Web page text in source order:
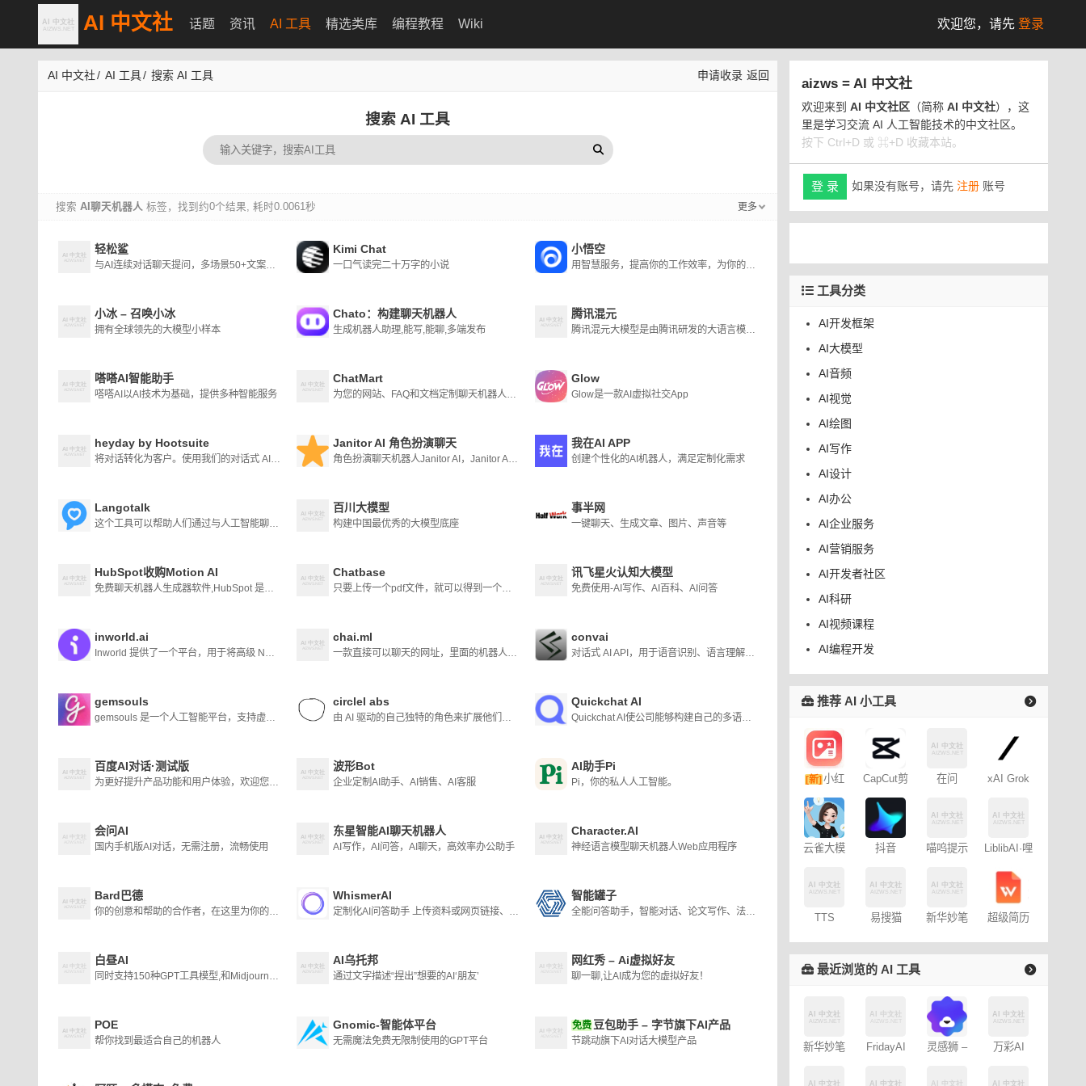
AI 中文社 话题 资讯 AI 工具 精选类库 编程教程 Wiki 欢迎您， 请先 登录
AI 中文社/ AI 工具/ 搜索 AI 工具 申请收录 返回
搜索 AI 工具
搜索 AI聊天机器人 标签，找到约0个结果, 耗时0.0061秒 更多
轻松鲨
与AI连续对话聊天提问，多场景50+文案模板，AI智能生成思维导图
Kimi Chat
一口气读完二十万字的小说
小悟空
用智慧服务，提高你的工作效率，为你的日常生活保驾护航，帮助打工人每天早一小时下班
小冰 – 召唤小冰
拥有全球领先的大模型小样本
Chato：构建聊天机器人
生成机器人助理,能写,能聊,多端发布
腾讯混元
腾讯混元大模型是由腾讯研发的大语言模型，具备跨领域知识和自然语言理解能力，实现基于人机自然语言对话的方式，理解用户指令并执行任务，帮助用户实现人获取信息，知识和灵感。
嗒嗒AI智能助手
嗒嗒AI以AI技术为基础，提供多种智能服务
ChatMart
为您的网站、FAQ和文档定制聊天机器人，用于文档总结/对话、客服、导购等各种类型机器人
Glow
Glow是一款AI虚拟社交App
heyday by Hootsuite
将对话转化为客户。使用我们的对话式 AI 聊天机器人，推动更多电子商务销售并大规模提供五星级客户服务。
Janitor AI 角色扮演聊天
角色扮演聊天机器人Janitor AI，Janitor AI 被证明是各行业用户的多功能且不可或缺的平台。
我在AI APP
创建个性化的AI机器人，满足定制化需求
Langotalk
这个工具可以帮助人们通过与人工智能聊天，以6倍的速度学习西班牙语、英语、法语、德语、荷兰语或意大利语。
百川大模型
构建中国最优秀的大模型底座
事半网
一键聊天、生成文章、图片、声音等
HubSpot收购Motion AI
免费聊天机器人生成器软件,HubSpot 是一个 CRM 平台，具有连接营销、销售、内容管理和客户服务所需的所有软件、集成和资源。该平台中的每个产品本身都很强大，但真正的魔力只有在您将它们结合使用时才会发生。
Chatbase
只要上传一个pdf文件，就可以得到一个基于GPT的聊天机器人的链接，它可以回答上面的任何问题。
讯飞星火认知大模型
免费使用-AI写作、AI百科、AI问答
inworld.ai
Inworld 提供了一个平台，用于将高级 NPC 行为和即兴对话添加到游戏和实时媒体中。使用文本到字符的提示来创建角色个性并使用 Inworld SDK 集成到体验中。
chai.ml
一款直接可以聊天的网址，里面的机器人竟然可以用中文对话！
convai
对话式 AI API，用于语音识别、语言理解和生成，以及用于设计游戏和支持语音的应用程序的文本转语音。
gemsouls
gemsouls 是一个人工智能平台，支持虚拟角色及其与现实世界的联系。 我们正在创造一种新方式，让粉丝们享受他们最喜欢的角色，让创作者将虚构的人物带入生活，并最终让我们永远与我们所爱的人保持联系，无论是虚构的还是真实的。
circlel abs
由 AI 驱动的自己独特的角色来扩展他们的想象力。我们称它们为形状。
Quickchat AI
Quickchat AI使公司能够构建自己的多语言AI助手，由GPT - 3等生成式AI模型提供支持。
百度AI对话·测试版
为更好提升产品功能和用户体验，欢迎您使用我们为您提供的此项测试服务。
波形Bot
企业定制AI助手、AI销售、AI客服
AI助手Pi
Pi，你的私人人工智能。
会问AI
国内手机版AI对话，无需注册，流畅使用
东星智能AI聊天机器人
AI写作，AI问答，AI聊天，高效率办公助手
Character.AI
神经语言模型聊天机器人Web应用程序
Bard巴德
你的创意和帮助的合作者，在这里为你的想象力充电
WhismerAI
定制化AI问答助手 上传资料或网页链接、笔记等，快速训练专有AI，获得更精准、专业的回答，轻松定制自己的AI，并且可以团队共享专业AI。
智能罐子
全能问答助手，智能对话、论文写作、法律咨询
白昼AI
同时支持150种GPT工具模型,和Midjourney绘图
AI乌托邦
通过文字描述“捏出”想要的AI‘朋友’
网红秀 – Ai虚拟好友
聊一聊,让AI成为您的虚拟好友！
POE
帮你找到最适合自己的机器人
Gnomic-智能体平台
无需魔法免费无限制使用的GPT平台
免费 豆包助手 – 字节旗下AI产品
节跳动旗下AI对话大模型产品
aizws = AI 中文社
欢迎来到 AI 中文社区 （简称 AI 中文社），这
里是学习交流 AI 人工智能技术的中文社区。
按下 Ctrl+D 或 ⌘+D 收藏本站。
登 录 如果没有账号，请先 注册 账号
工具分类
AI开发框架
AI大模型
AI音频
AI视觉
AI绘图
AI写作
AI设计
AI办公
AI企业服务
AI营销服务
AI开发者社区
AI科研
AI视频课程
AI编程开发
推荐 AI 小工具
[新] 小红
书图文笔
记
CapCut剪
在问 xAI Grok
云雀大模
抖音
– 免费
喵呜提示
LiblibAI·哩
TTS
易搜猫
新华妙笔
超级简历
最近浏览的 AI 工具
新华妙笔
FridayAI
灵感狮 –
作
万彩AI